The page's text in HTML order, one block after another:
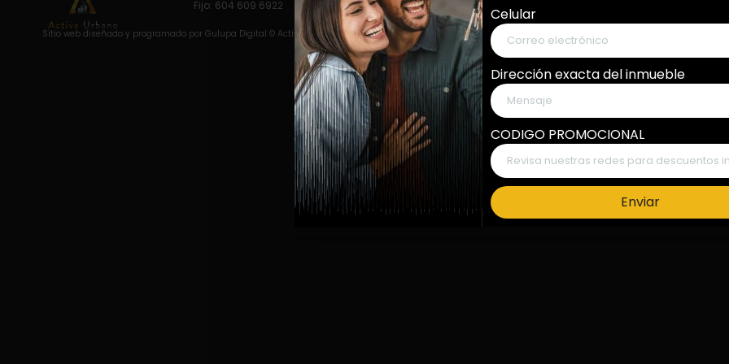
Fijo: 604 609 6922 Móvil: 311 658 9597 Nuestros asociados
Sitio web diseñado y programado por Gulupa Digital © Activo Urbano
Celular
Dirección exacta del inmueble
CODIGO PROMOCIONAL
Enviar